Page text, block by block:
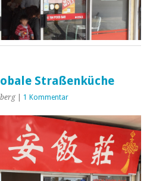
Straßenküche
1 Kommentar